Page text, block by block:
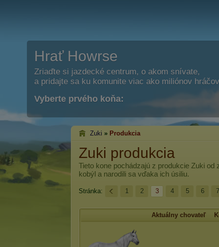
Hrať Howrse
Zriaďte si jazdecké centrum, o akom snívate,
a pridajte sa ku komunite viac ako miliónov
Vyberte prvého koňa:
Zuki » Produkcia
Zuki produkcia
Tieto kone pochádzajú z produkcie Zuki od
kobýl a narodili sa vďaka ich úsiliu.
Stránka: 1 2 3 4 5 6 7
Aktuálny chovateľ